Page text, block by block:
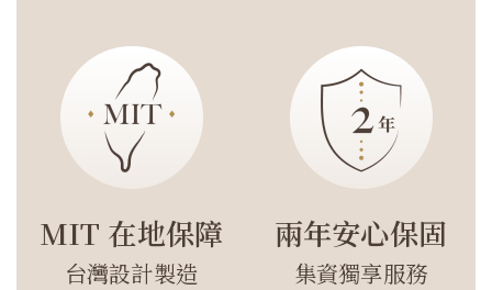
MIT 在地保障
台灣設計製造
兩年安心保固
集資獨享服務